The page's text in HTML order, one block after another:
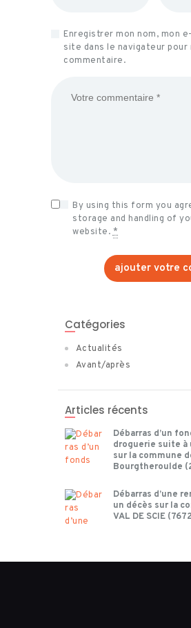
Enregistrer mon nom, mon
site dans le navigateur pour
commentaire.
By using this form you
storage and handling of
website. *
Catégories
Actualités
Avant/après
Articles récents
Débarras d’un
droguerie suite à
sur la commune
Bourgtheroulde
Débarras d’une
un décès sur la
VAL DE SCIE